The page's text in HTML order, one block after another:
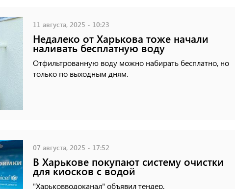
11 августа, 2025 - 10:23
Недалеко от Харькова тоже начали
наливать бесплатную воду
Отфильтрованную воду можно набирать бесплатно, но
только по выходным дням.
07 августа, 2025 - 17:52
В Харькове покупают систему очистки
для киосков с водой
"Харьковводоканал" объявил тендер.